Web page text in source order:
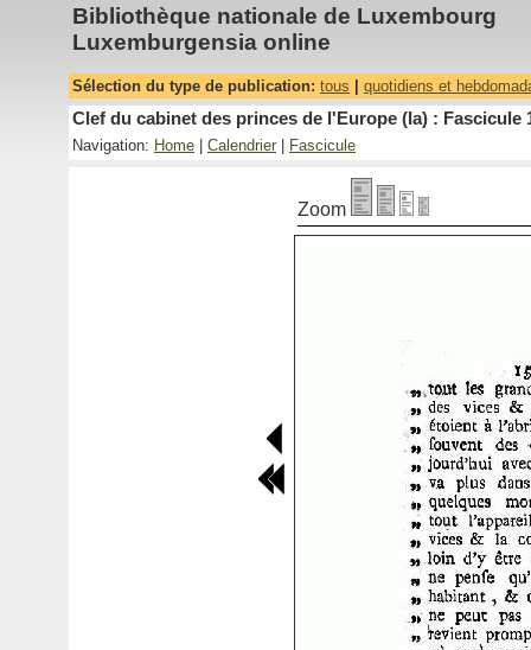
Bibliothèque nationale de Luxembourg
Luxemburgensia online
Sélection du type de publication: tous quotidiens et
Clef du cabinet des princes de l'Europe (la) : Fascicule
Navigation: Home Calendrier Fascicule
Zoom